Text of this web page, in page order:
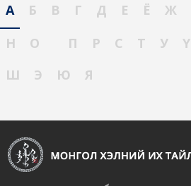
А Б В Г Д Е Ё Ж
Н
О П Р С Т У Ү
Ш
Э Ю Я